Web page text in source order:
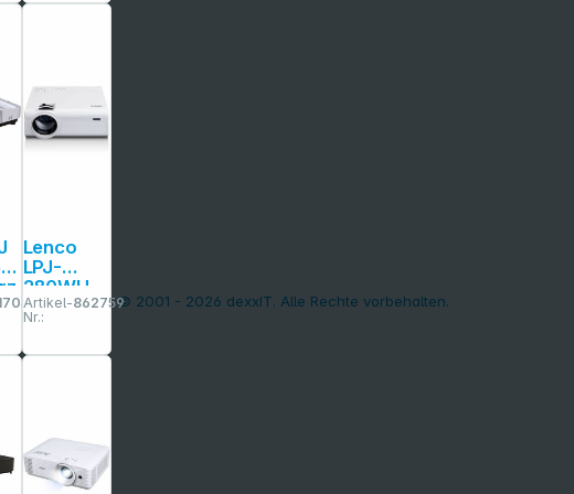
Lenco
LPJ-
280WH
Artikel-
Nr.:
862759
Copyright © 2001 - 2026 dexxIT. Alle Rechte vorbehalten.